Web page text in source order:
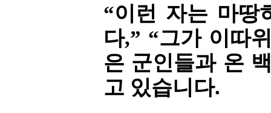
“이런 자는 마땅
다,” “그가 이따
은 군인들과 온
고 있습니다.